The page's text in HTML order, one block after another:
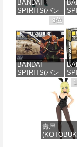
価格：¥4,200
ラ
み
BANDAI
SPIRITS(バン
ダイスピリッ
ツ) 30MS SIS-
H00 セスティ
エ[カラーC] 色
分け済みプラ
モデル
価格：¥4,500
ツ)
戦
ザ
星
ス
け
デ
9位
BANDAI
SPIRITS(バン
ダイ スピリッ
(ガルマ専用機)
(機動戦士ガン
価格：¥2,982
ダ
ツ)
戦
グ
ル
プ
壽屋